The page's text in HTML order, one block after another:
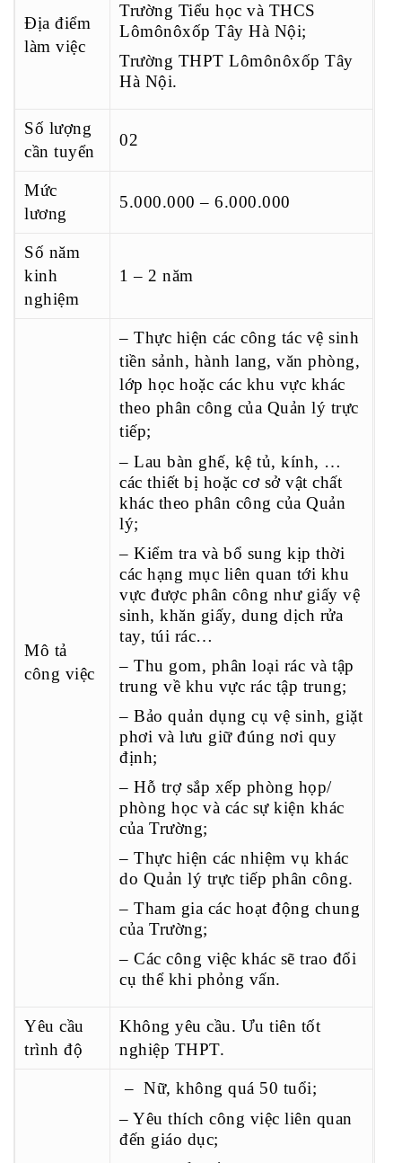
Địa điểm
làm việc
Trường Tiểu học và THCS
Lômônôxốp Tây Hà Nội;
Trường THPT Lômônôxốp Tây
Hà Nội.
Số lượng
cần tuyển
02
Mức
lương
5.000.000 – 6.000.000
Số năm
kinh
nghiệm
1 – 2 năm
Mô tả
công việc
– Thực hiện các công tác vệ sinh
tiền sảnh, hành lang, văn phòng,
lớp học hoặc các khu vực khác
theo phân công của Quản lý trực
tiếp;
– Lau bàn ghế, kệ tủ, kính, …
các thiết bị hoặc cơ sở vật chất
khác theo phân công của Quản
lý;
– Kiểm tra và bổ sung kịp thời
các hạng mục liên quan tới khu
vực được phân công như giấy vệ
sinh, khăn giấy, dung dịch rửa
tay, túi rác…
– Thu gom, phân loại rác và tập
trung về khu vực rác tập trung;
– Bảo quản dụng cụ vệ sinh, giặt
phơi và lưu giữ đúng nơi quy
định;
– Hỗ trợ sắp xếp phòng họp/
phòng học và các sự kiện khác
của Trường;
– Thực hiện các nhiệm vụ khác
do Quản lý trực tiếp phân công.
– Tham gia các hoạt động chung
của Trường;
– Các công việc khác sẽ trao đổi
cụ thể khi phỏng vấn.
Yêu cầu
trình độ
Không yêu cầu. Ưu tiên tốt
nghiệp THPT.
– Nữ, không quá 50 tuổi;
– Yêu thích công việc liên quan
đến giáo dục;